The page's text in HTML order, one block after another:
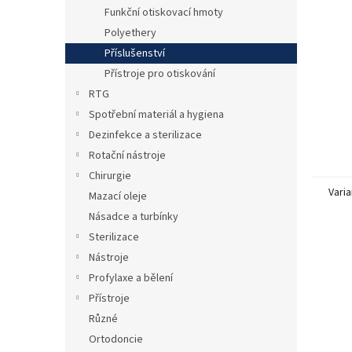
l
Funkční otiskovací hmoty
Polyethery
Příslušenství
Přístroje pro otiskování
RTG
Spotřební materiál a hygiena
Dezinfekce a sterilizace
Rotační nástroje
Chirurgie
Mazací oleje
Násadce a turbínky
Sterilizace
Nástroje
Profylaxe a bělení
Přístroje
Různé
Ortodoncie